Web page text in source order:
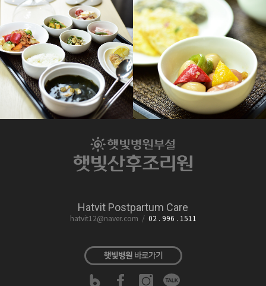
+
햇빛산후조리원
Hatvit Postpartum Care
+
햇빛산후조리원
Hatvit Postpartum Care
Hatvit Postpartum Care
hatvit12@naver.com / 02 . 996 . 1511
햇빛병원바로가기